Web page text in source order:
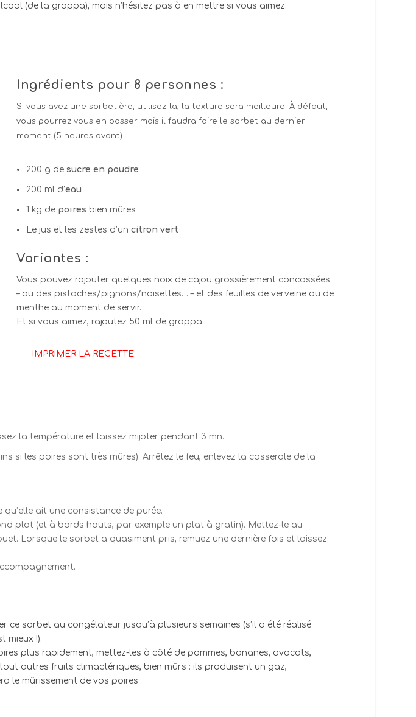
(de la grappa), mais n’hésitez pas à en mettre si vous aimez.
Ingrédients pour 8 personnes :
Si vous avez une sorbetière, utilisez-la, la texture sera meilleure. À défaut,
vous pourrez vous en passer mais il faudra faire le sorbet au dernier
moment (5 heures avant)
200 g desucre en poudre
200 ml d’eau
1 kg de poires bien mûres
Le jus et les zestes d’uncitron vert
Variantes :
Vous pouvez rajouter quelques noix de cajou grossièrement concassées
– ou des pistaches/pignons/noisettes… – et des feuilles de verveine ou de
menthe au moment de servir.
Et si vous aimez, rajoutez 50 ml de grappa.
IMPRIMER LA RECETTE
la température et laissez mijoter pendant 3 mn.
si les poires sont très mûres). Arrêtez le feu, enlevez la casserole de la
ait une consistance de purée.
plat (et à bords hauts, par exemple un plat à gratin). Mettez-le au
Lorsque le sorbet a quasiment pris, remuez une dernière fois et laissez
ce sorbet au congélateur jusqu’à plusieurs semaines (s’il a été réalisé
mieux !).
plus rapidement, mettez-les à côté de pommes, bananes, avocats,
autres fruits climactériques, bien mûrs : ils produisent un gaz,
le mûrissement de vos poires.